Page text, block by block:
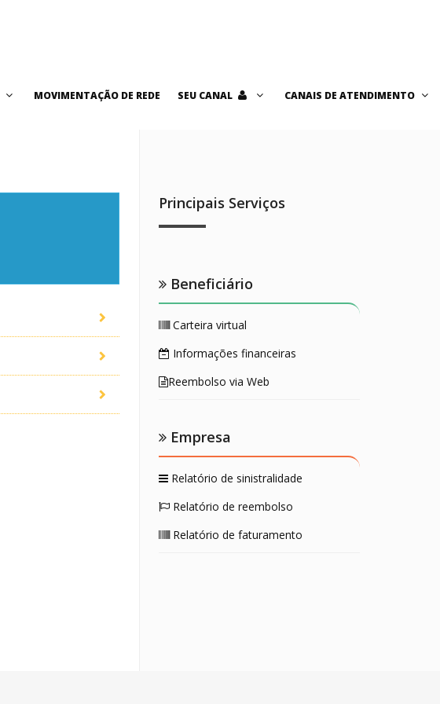
MOVIMENTAÇÃO DE REDE SEU CANAL CANAIS DE ATENDIMENTO
Principais Serviços
Beneficiário
Carteira virtual
Informações financeiras
Reembolso via Web
Empresa
Relatório de sinistralidade
Relatório de reembolso
Relatório de faturamento